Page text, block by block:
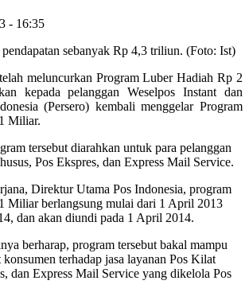
- 16:35
meluncurkan Program Luber Hadiah Rp 2
kepada pelanggan Weselpos Instant dan
(Persero) kembali menggelar Program
Miliar.
tersebut diarahkan untuk para pelanggan
Pos Ekspres, dan Express Mail Service.
Direktur Utama Pos Indonesia, program
Miliar berlangsung mulai dari 1 April 2013
dan akan diundi pada 1 April 2014.
berharap, program tersebut bakal mampu
terhadap jasa layanan Pos Kilat
dan Express Mail Service yang dikelola Pos